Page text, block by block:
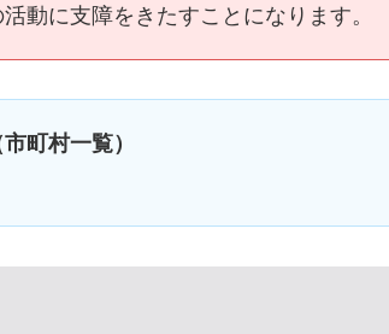
動に支障をきたすことになります。
町村一覧）